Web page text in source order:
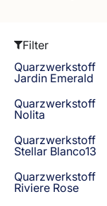
Filter
Quarzwerkstoff
Jardin Emerald
Quarzwerkstoff
Nolita
Quarzwerkstoff
Stellar Blanco13
Quarzwerkstoff
Riviere Rose